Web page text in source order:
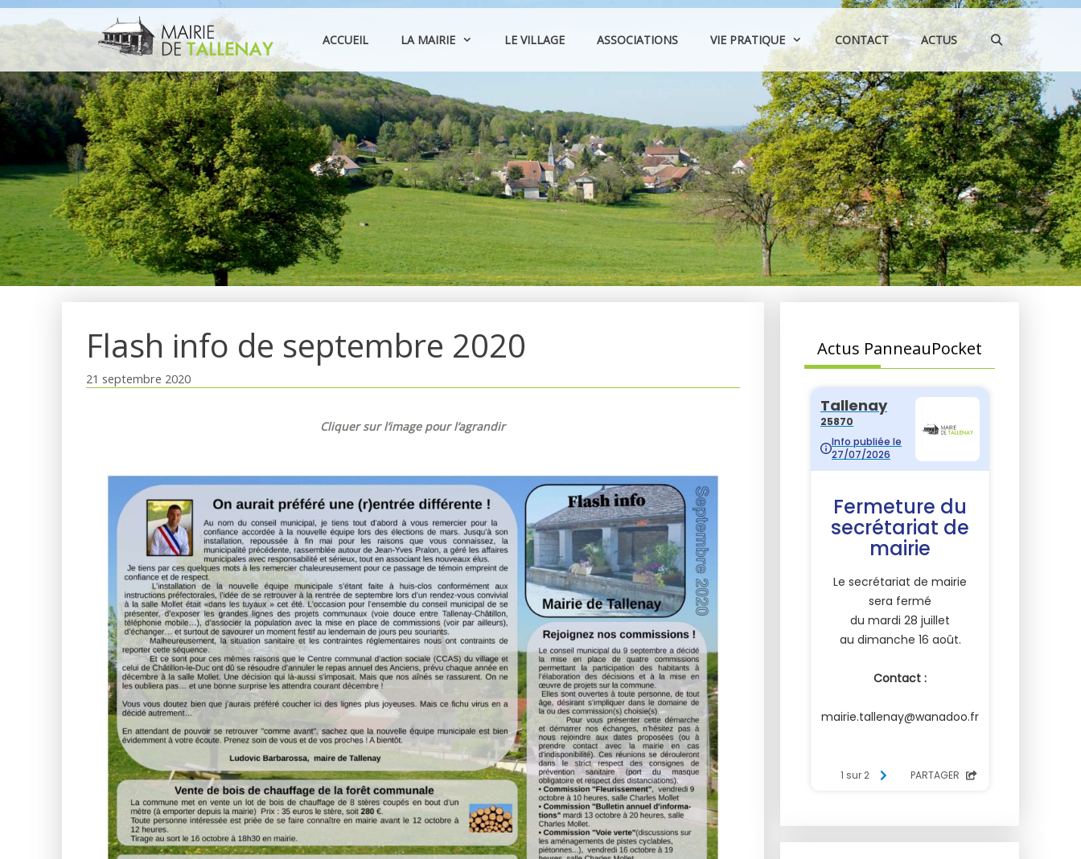
Aller
au
ACCUEIL LA MAIRIE LE VILLAGE ASSOCIATIONS VIE PRATIQUE CONTACT ACTUS
Flash info de septembre 2020
21 septembre 2020
Cliquer sur l’image pour l’agrandir
Actus PanneauPocket